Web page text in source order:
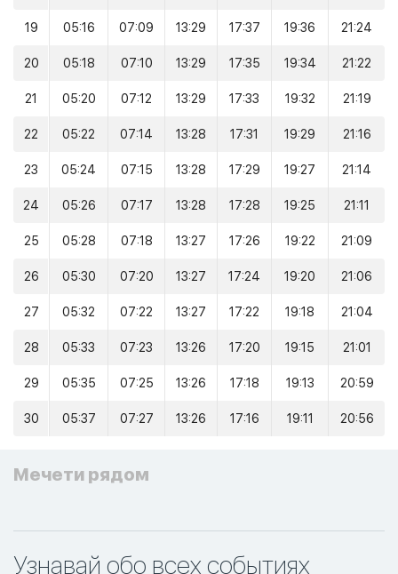
19 05:16 07:09 13:29 17:37 19:36 21:24
20 05:18 07:10 13:29 17:35 19:34 21:22
21 05:20 07:12 13:29 17:33 19:32 21:19
22 05:22 07:14 13:28 17:31 19:29 21:16
23 05:24 07:15 13:28 17:29 19:27 21:14
24 05:26 07:17 13:28 17:28 19:25 21:11
25 05:28 07:18 13:27 17:26 19:22 21:09
26 05:30 07:20 13:27 17:24 19:20 21:06
27 05:32 07:22 13:27 17:22 19:18 21:04
28 05:33 07:23 13:26 17:20 19:15 21:01
29 05:35 07:25 13:26 17:18 19:13 20:59
30 05:37 07:27 13:26 17:16 19:11 20:56
Мечети рядом
Узнавай обо всех событиях